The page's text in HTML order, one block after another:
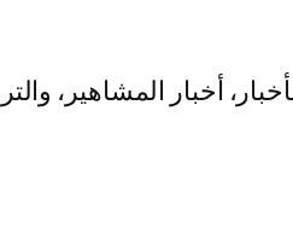
أخبار المشاهير،